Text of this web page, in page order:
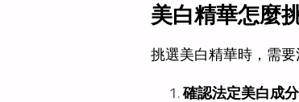
美白精華怎麼
挑選美白精華時，需
確認法定美白成分